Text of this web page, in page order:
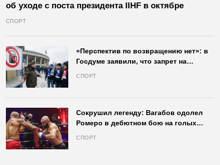
об уходе с поста президента IIHF в октябре
СПОРТ
«Перспектив по возвращению нет»: в
Госдуме заявили, что запрет на
СПОРТ
Сокрушил легенду: Вагабов одолел
Ромеро в дебютном бою на голых
СПОРТ